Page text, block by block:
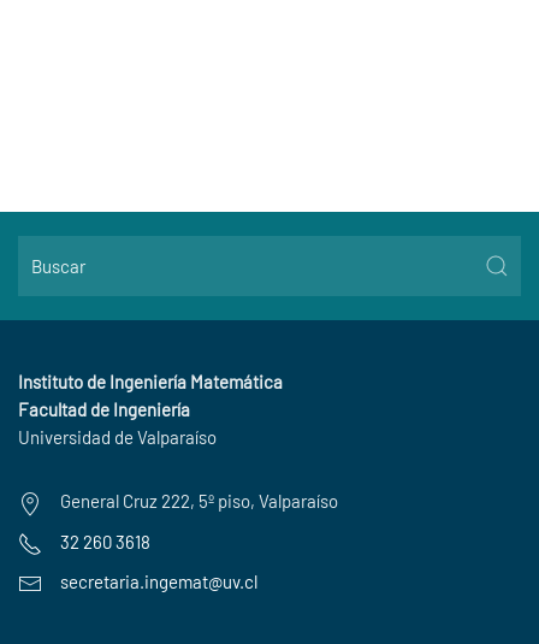
Instituto de Ingeniería Matemática
Facultad de Ingeniería
Universidad de Valparaíso
General Cruz 222, 5º piso, Valparaíso
32 260 3618
secretaria.ingemat@uv.cl